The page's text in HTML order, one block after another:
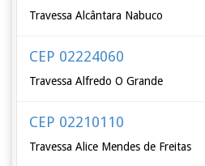
Travessa Alcântara Nabuco
CEP 02224060
Travessa Alfredo O Grande
CEP 02210110
Travessa Alice Mendes de Freitas